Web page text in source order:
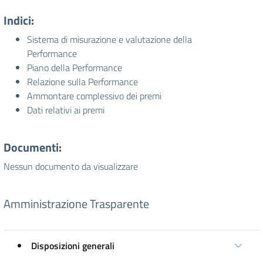
Indici:
Sistema di misurazione e valutazione della
Performance
Piano della Performance
Relazione sulla Performance
Ammontare complessivo dei premi
Dati relativi ai premi
Documenti:
Nessun documento da visualizzare
Amministrazione Trasparente
Disposizioni generali